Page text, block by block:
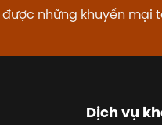
những khuyến mại
Dịch vụ